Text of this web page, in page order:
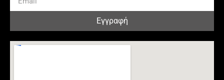
Εγγραφή